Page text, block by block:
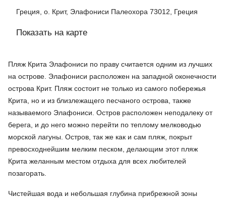
Греция, о. Крит, Элафониси Палеохора 73012, Греция
Показать на карте
Пляж Крита Элафониси по праву считается одним из лучших
на острове. Элафониси расположен на западной оконечности
острова Крит. Пляж состоит не только из самого побережья
Крита, но и из близлежащего песчаного острова, также
называемого Элафониси. Остров расположен неподалеку от
берега, и до него можно перейти по теплому мелководью
морской лагуны. Остров, так же как и сам пляж, покрыт
превосходнейшим мелким песком, делающим этот пляж
Крита желанным местом отдыха для всех любителей
позагорать.
Чистейшая вода и небольшая глубина прибрежной зоны